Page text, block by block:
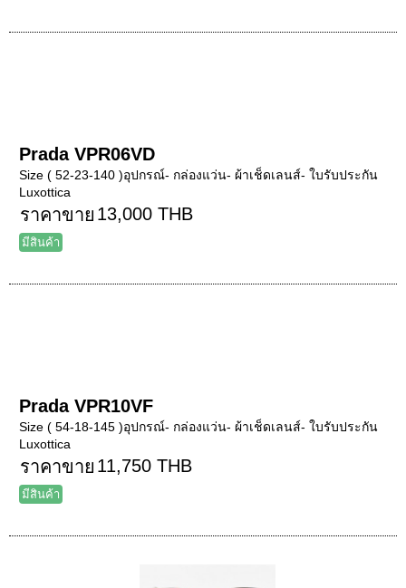
Prada VPR06VD
Size ( 52-23-140 )อุปกรณ์- กล่องแว่น- ผ้าเช็ดเลนส์- ใบรับประกัน
Luxottica
ราคาขาย 13,000 THB
มีสินค้า
Prada VPR10VF
Size ( 54-18-145 )อุปกรณ์- กล่องแว่น- ผ้าเช็ดเลนส์- ใบรับประกัน
Luxottica
ราคาขาย 11,750 THB
มีสินค้า